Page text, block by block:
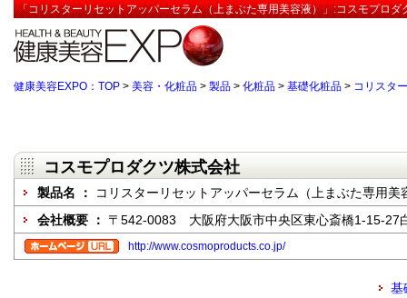
「コリスターリセットアッパーセラム（上まぶた専用美容液）」:コスモプロ
健康美容EXPO：TOP > 美容・化粧品 > 製品 > 化粧品 > 基礎化粧品 > コリスタ
コスモプロダクツ株式会社
製品名 ：
コリスターリセットアッパーセラム（上まぶた専用美
会社概要 ： 〒542-0083 大阪府大阪市中央区東心斎橋1-15-27
http://www.cosmoproducts.co.jp/
基